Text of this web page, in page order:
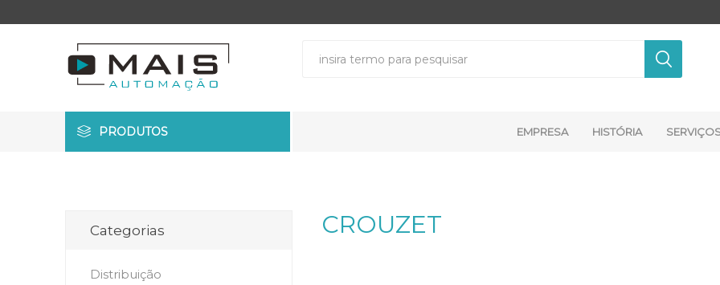
PRODUTOS EMPRESA HISTÓRIA
CROUZET
Categorias
Distribuição